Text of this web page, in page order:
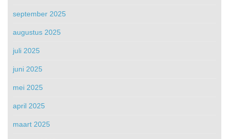
september 2025
augustus 2025
juli 2025
juni 2025
mei 2025
april 2025
maart 2025